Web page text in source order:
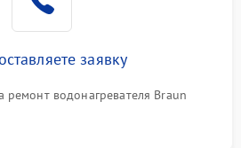
заявку
ремонт водонагревателя Braun